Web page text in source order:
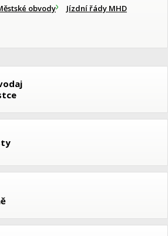
obvody Jízdní řády MHD